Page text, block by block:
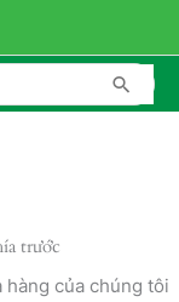
trước
hàng của chúng tôi